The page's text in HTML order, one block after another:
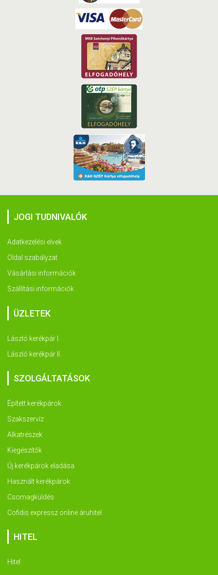
JOGI TUDNIVALÓK
Adatkezelési elvek
Oldal szabályzat
Vásárlási információk
Szállítási információk
ÜZLETEK
László kerékpár I.
László kerékpár II.
SZOLGÁLTATÁSOK
Épített kerékpárok
Szakszervíz
Alkatrészek
Kiegészítők
Új kerékpárok eladása
Használt kerékpárok
Csomagküldés
Cofidis expressz online áruhitel
HITEL
Hitel